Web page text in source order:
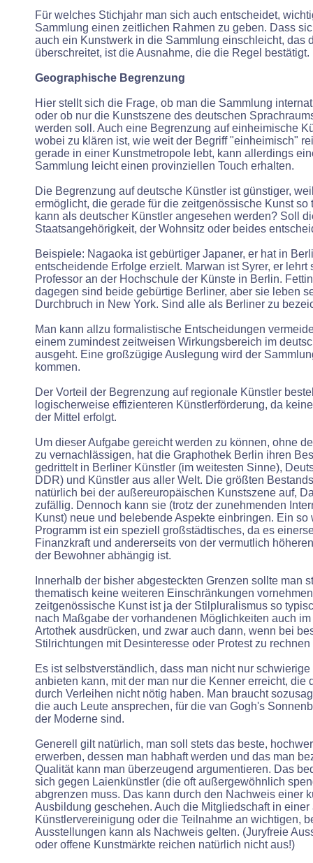
Für welches Stichjahr man sich auch entscheidet,
Sammlung einen zeitlichen Rahmen zu geben. Dass
auch ein Kunstwerk in die Sammlung einschleicht, das
überschreitet, ist die Ausnahme, die die Regel bestätigt.
Geographische Begrenzung
Hier stellt sich die Frage, ob man die Sammlung
oder ob nur die Kunstszene des deutschen
werden soll. Auch eine Begrenzung auf einheimische
wobei zu klären ist, wie weit der Begriff "einheimisch"
gerade in einer Kunstmetropole lebt, kann allerdings
Sammlung leicht einen provinziellen Touch erhalten.
Die Begrenzung auf deutsche Künstler ist günstiger,
ermöglicht, die gerade für die zeitgenössische Kunst so
kann als deutscher Künstler angesehen werden? Soll
Staatsangehörigkeit, der Wohnsitz oder beides
Beispiele: Nagaoka ist gebürtiger Japaner, er hat in
entscheidende Erfolge erzielt. Marwan ist Syrer, er lehrt
Professor an der Hochschule der Künste in Berlin.
dagegen sind beide gebürtige Berliner, aber sie leben
Durchbruch in New York. Sind alle als Berliner zu
Man kann allzu formalistische Entscheidungen
einem zumindest zeitweisen Wirkungsbereich im
ausgeht. Eine großzügige Auslegung wird der
kommen.
Der Vorteil der Begrenzung auf regionale Künstler
logischerweise effizienteren Künstlerförderung, da
der Mittel erfolgt.
Um dieser Aufgabe gereicht werden zu können, ohne
zu vernachlässigen, hat die Graphothek Berlin ihren
gedrittelt in Berliner Künstler (im weitesten Sinne),
DDR) und Künstler aus aller Welt. Die größten
natürlich bei der außereuropäischen Kunstszene auf,
zufällig. Dennoch kann sie (trotz der zunehmenden
Kunst) neue und belebende Aspekte einbringen. Ein so
Programm ist ein speziell großstädtisches, da es
Finanzkraft und andererseits von der vermutlich
der Bewohner abhängig ist.
Innerhalb der bisher abgesteckten Grenzen sollte man
thematisch keine weiteren Einschränkungen
zeitgenössische Kunst ist ja der Stilpluralismus so
nach Maßgabe der vorhandenen Möglichkeiten auch
Artothek ausdrücken, und zwar auch dann, wenn bei
Stilrichtungen mit Desinteresse oder Protest zu rechnen
Es ist selbstverständlich, dass man nicht nur
anbieten kann, mit der man nur die Kenner erreicht, die
durch Verleihen nicht nötig haben. Man braucht
die auch Leute ansprechen, für die van Gogh's
der Moderne sind.
Generell gilt natürlich, man soll stets das beste,
erwerben, dessen man habhaft werden und das man
Qualität kann man überzeugend argumentieren. Das
sich gegen Laienkünstler (die oft außergewöhnlich
abgrenzen muss. Das kann durch den Nachweis einer
Ausbildung geschehen. Auch die Mitgliedschaft in einer
Künstlervereinigung oder die Teilnahme an wichtigen,
Ausstellungen kann als Nachweis gelten. (Juryfreie
oder offene Kunstmärkte reichen natürlich nicht aus!)